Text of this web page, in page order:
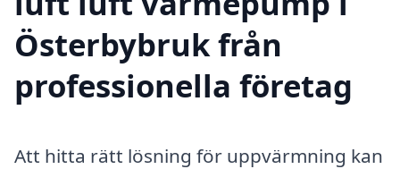
Österbybruk från
professionella företag
Att hitta rätt lösning för uppvärmning kan